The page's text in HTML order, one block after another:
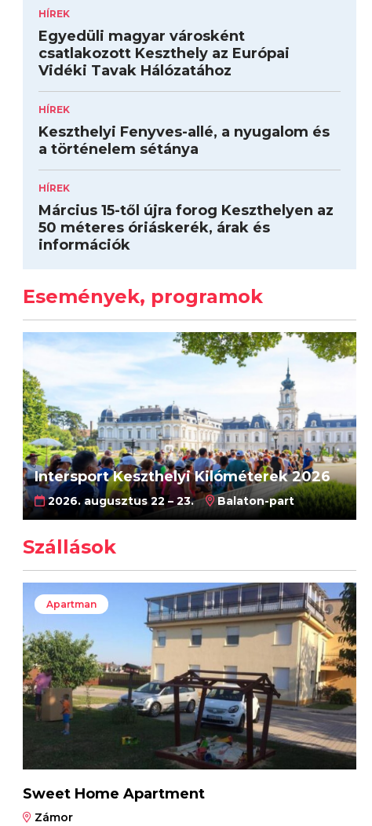
HÍREK
Egyedüli magyar városként
csatlakozott Keszthely az Európai
Vidéki Tavak Hálózatához
HÍREK
Keszthelyi Fenyves-allé, a nyugalom és
a történelem sétánya
HÍREK
Március 15-től újra forog Keszthelyen az
50 méteres óriáskerék, árak és
információk
Események, programok
Intersport Keszthelyi Kilóméterek 2026
2026. augusztus 22 – 23. Balaton-part
Szállások
Apartman
Sweet Home Apartment
Zámor